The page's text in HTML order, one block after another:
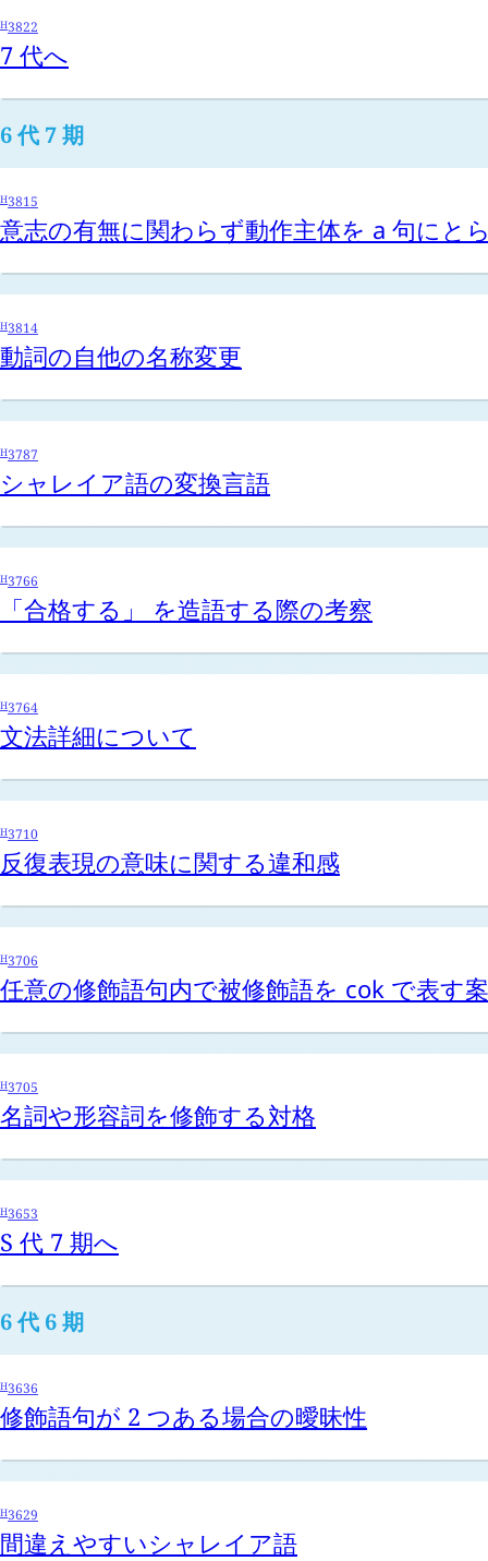
H3822
7 代へ
6 代 7 期
H3815
意志の有無に関わらず動作主体を a 句にと
H3814
動詞の自他の名称変更
H3787
シャレイア語の変換言語
H3766
「合格する」 を造語する際の考察
H3764
文法詳細について
H3710
反復表現の意味に関する違和感
H3706
任意の修飾語句内で被修飾語を cok で表す
H3705
名詞や形容詞を修飾する対格
H3653
S 代 7 期へ
6 代 6 期
H3636
修飾語句が 2 つある場合の曖昧性
H3629
間違えやすいシャレイア語